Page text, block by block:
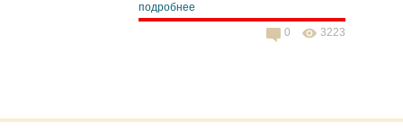
подробнее
3223
0